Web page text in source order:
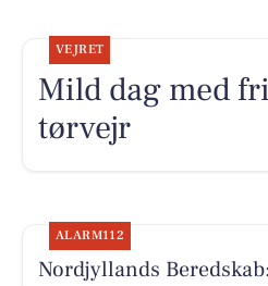
VEJRET
Mild dag med
tørvejr
ALARM112
Nordjyllands